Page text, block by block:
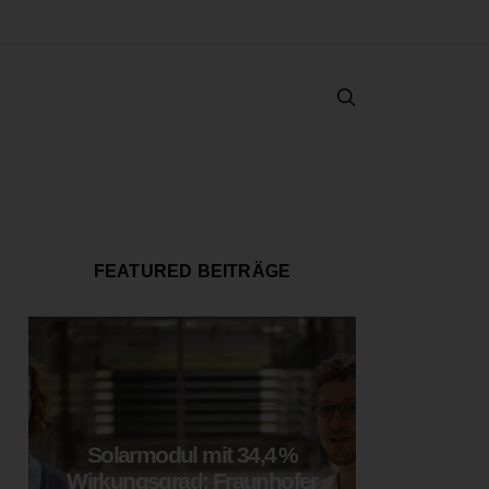
FEATURED BEITRÄGE
Solarmodul mit 34,4 %
Wirkungsgrad: Fraunhofer